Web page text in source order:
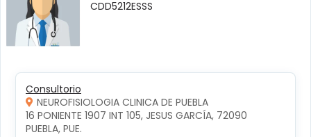
CDD5212ESSS
Consultorio
NEUROFISIOLOGIA CLINICA DE PUEBLA
16 PONIENTE 1907 INT 105, JESUS GARCÍA, 72090
PUEBLA, PUE.